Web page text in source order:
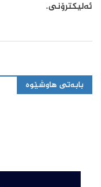
ئەلیکترۆنی.
بابەتی هاوشێوە